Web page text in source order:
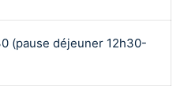
(pause déjeuner 12h30-